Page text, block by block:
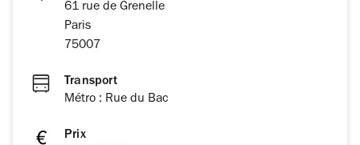
61 rue de Grenelle
Paris
75007
Transport
Métro : Rue du Bac
Prix